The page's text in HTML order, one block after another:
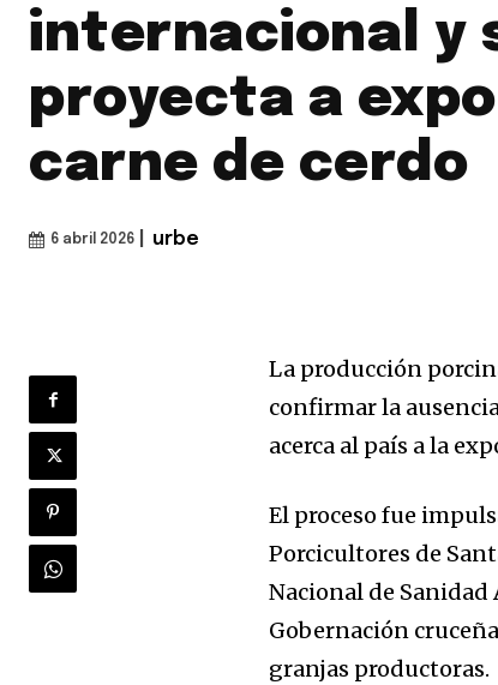
internacional y
proyecta a
carne de cerdo
6 abril 2026 urbe
La producción
confirmar la
acerca al país a la
El proceso fue
Porcicultores de
Nacional de Sanidad
Gobernación
granjas productoras.